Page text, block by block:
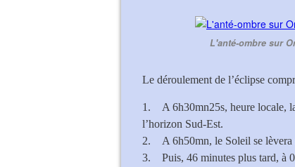
L'anté-ombre sur
Le déroulement de l’éclipse
1. A 6h30mn25s, heure locale,
l’horizon Sud-Est.
2. A 6h50mn, le Soleil se lèvera
3. Puis, 46 minutes plus tard, à